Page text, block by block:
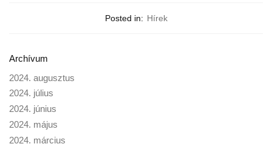
Posted in: Hírek
Archívum
2024. augusztus
2024. július
2024. június
2024. május
2024. március